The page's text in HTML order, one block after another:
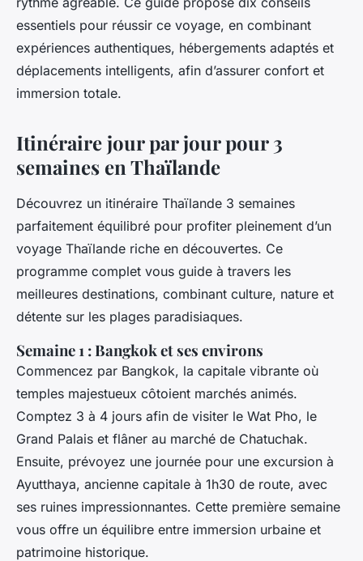
essentiels pour réussir ce voyage, en combinant
expériences authentiques, hébergements adaptés et
déplacements intelligents, afin d’assurer confort et
immersion totale.
Itinéraire jour par jour pour 3
semaines en Thaïlande
Découvrez un itinéraire Thaïlande 3 semaines
parfaitement équilibré pour profiter pleinement d’un
voyage Thaïlande riche en découvertes. Ce
programme complet vous guide à travers les
meilleures destinations, combinant culture, nature et
détente sur les plages paradisiaques.
Semaine 1 : Bangkok et ses environs
Commencez par Bangkok, la capitale vibrante où
temples majestueux côtoient marchés animés.
Comptez 3 à 4 jours afin de visiter le Wat Pho, le
Grand Palais et flâner au marché de Chatuchak.
Ensuite, prévoyez une journée pour une excursion à
Ayutthaya, ancienne capitale à 1h30 de route, avec
ses ruines impressionnantes. Cette première semaine
vous offre un équilibre entre immersion urbaine et
patrimoine historique.